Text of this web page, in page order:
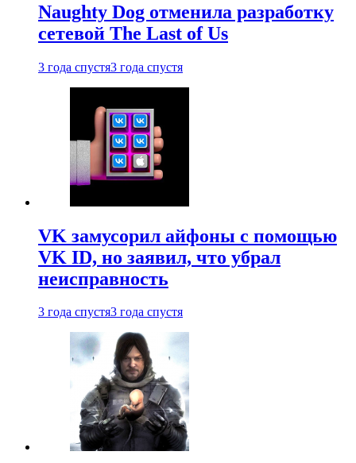
Naughty Dog отменила разработку
сетевой The Last of Us
3 года спустя3 года спустя
VK замусорил айфоны с помощью
VK ID, но заявил, что убрал
неисправность
3 года спустя3 года спустя